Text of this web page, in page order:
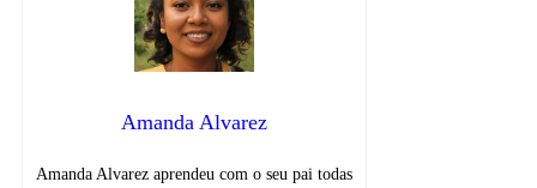
Amanda Alvarez
Amanda Alvarez aprendeu com o seu pai todas